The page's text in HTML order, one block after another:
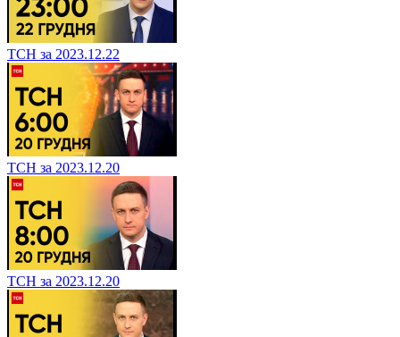
ТСН за 2023.12.22
ТСН за 2023.12.20
ТСН за 2023.12.20